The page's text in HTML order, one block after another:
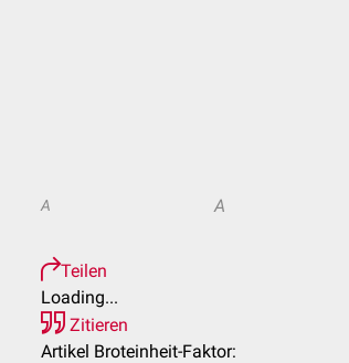
A A
Teilen
Loading...
Zitieren
Artikel Broteinheit-Faktor: